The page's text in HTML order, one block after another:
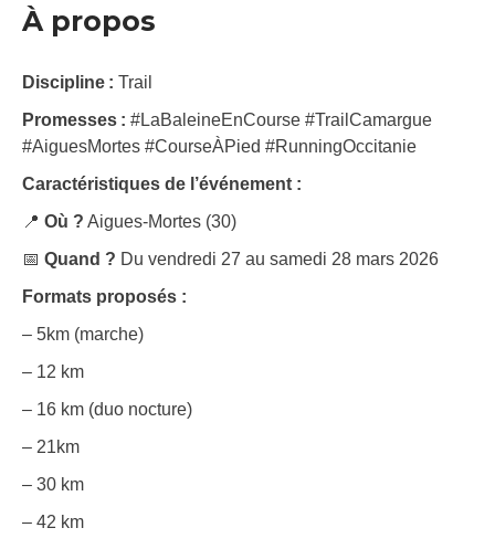
À propos
Discipline : Trail
Promesses : #LaBaleineEnCourse #TrailCamargue
#AiguesMortes #CourseÀPied #RunningOccitanie
Caractéristiques de l’événement :
📍 Où ? Aigues-Mortes (30)
📅 Quand ? Du vendredi 27 au samedi 28 mars 2026
Formats proposés :
– 5km (marche)
– 12 km
– 16 km (duo nocture)
– 21km
– 30 km
– 42 km